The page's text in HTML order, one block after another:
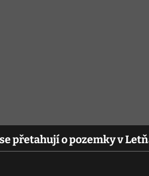
přetahují o pozemky v